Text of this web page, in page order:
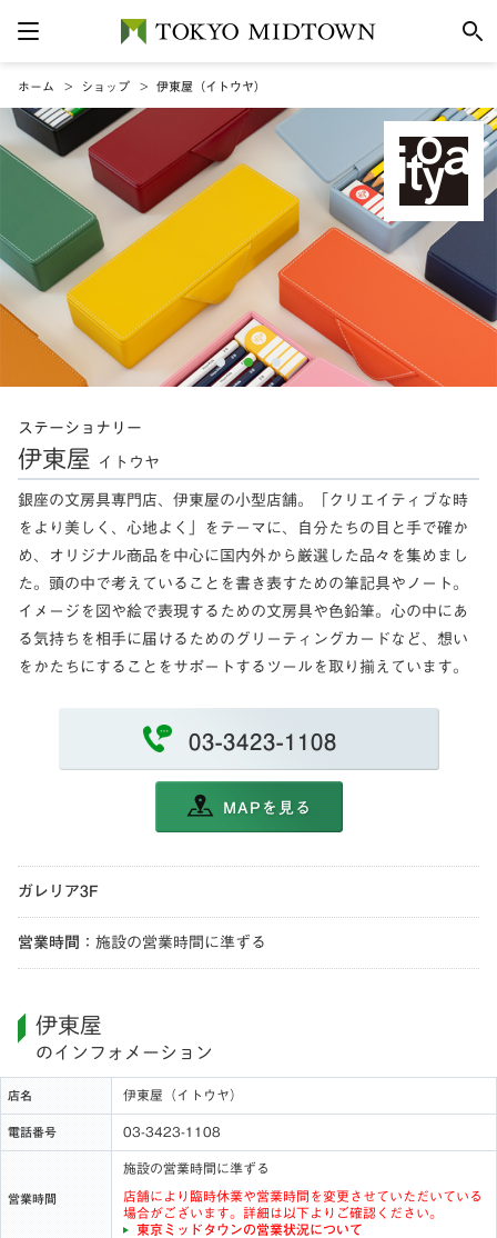
ホーム ショップ 伊東屋（イトウヤ）
ステーショナリー
伊東屋 イトウヤ
銀座の文房具専門店、伊東屋の小型店舗。「クリエイティブな時
をより美しく、心地よく」をテーマに、自分たちの目と手で確か
め、オリジナル商品を中心に国内外から厳選した品々を集めまし
た。頭の中で考えていることを書き表すための筆記具やノート。
イメージを図や絵で表現するための文房具や色鉛筆。心の中にあ
る気持ちを相手に届けるためのグリーティングカードなど、想い
をかたちにすることをサポートするツールを取り揃えています。
03-3423-1108
MAPを見る
ガレリア3F
営業時間 ： 施設の営業時間に準ずる
伊東屋
のインフォメーション
店名 伊東屋（イトウヤ）
電話番号 03-3423-1108
営業時間
施設の営業時間に準ずる
店舗により臨時休業や営業時間を変更させていただいている
場合がございます。詳細は以下よりご確認ください。
東京ミッドタウンの営業状況について